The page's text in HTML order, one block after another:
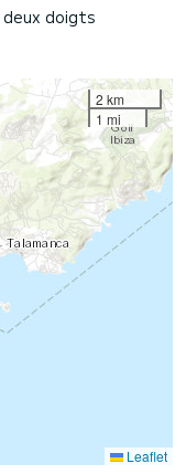
doigts
2 km
1 mi
Leaflet